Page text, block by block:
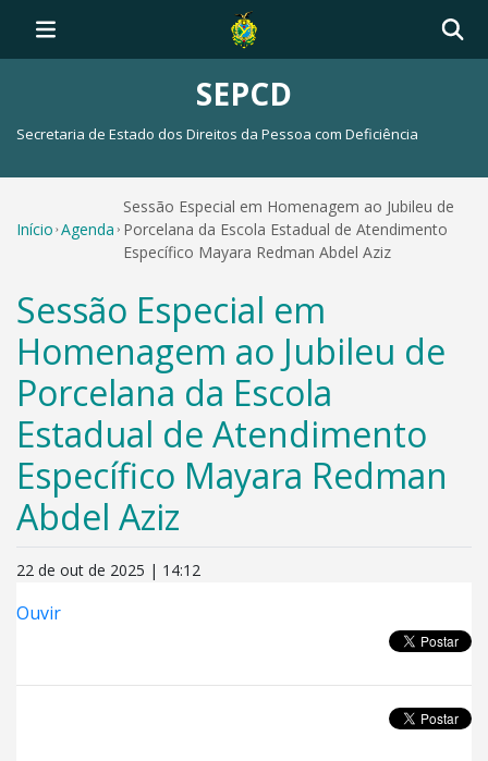
SEPCD
Secretaria de Estado dos Direitos da Pessoa com Deficiência
Início Agenda
Sessão Especial em Homenagem ao Jubileu de
Porcelana da Escola Estadual de Atendimento
Específico Mayara Redman Abdel Aziz
Sessão Especial em
Homenagem ao Jubileu de
Porcelana da Escola
Estadual de Atendimento
Específico Mayara Redman
Abdel Aziz
22 de out de 2025 | 14:12
Ouvir